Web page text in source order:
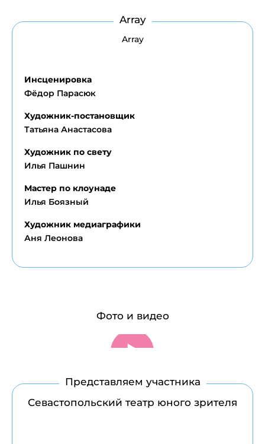
Array
Array
Инсценировка
Фёдор Парасюк
Художник-постановщик
Татьяна Анастасова
Художник по свету
Илья Пашнин
Мастер по клоунаде
Илья Боязный
Художник медиаграфики
Аня Леонова
Фото и видео
Представляем участника
Севастопольский театр юного зрителя